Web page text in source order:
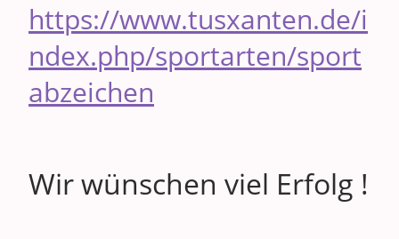
https://www.tusxanten.de/i
ndex.php/sportarten/sport
abzeichen
Wir wünschen viel Erfolg !